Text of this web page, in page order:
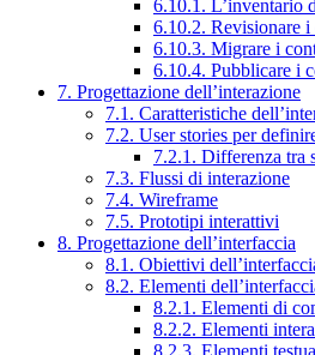
6.10.1. L’inventario
6.10.2. Revisionare i
6.10.3. Migrare i
6.10.4. Pubblicare i
7. Progettazione dell’interazione
7.1. Caratteristiche
7.2. User stories per
7.2.1. Differenza tra
7.3. Flussi di interazione
7.4. Wireframe
7.5. Prototipi interattivi
8. Progettazione dell’interfaccia
8.1. Obiettivi
8.2. Elementi
8.2.1. Elementi di
8.2.2. Elementi
8.2.3. Elementi